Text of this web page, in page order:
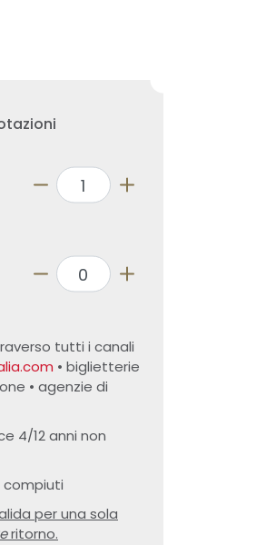
tutti i canali
• biglietterie
• agenzie di
4/12 anni non
compiuti
per una sola
ritorno.